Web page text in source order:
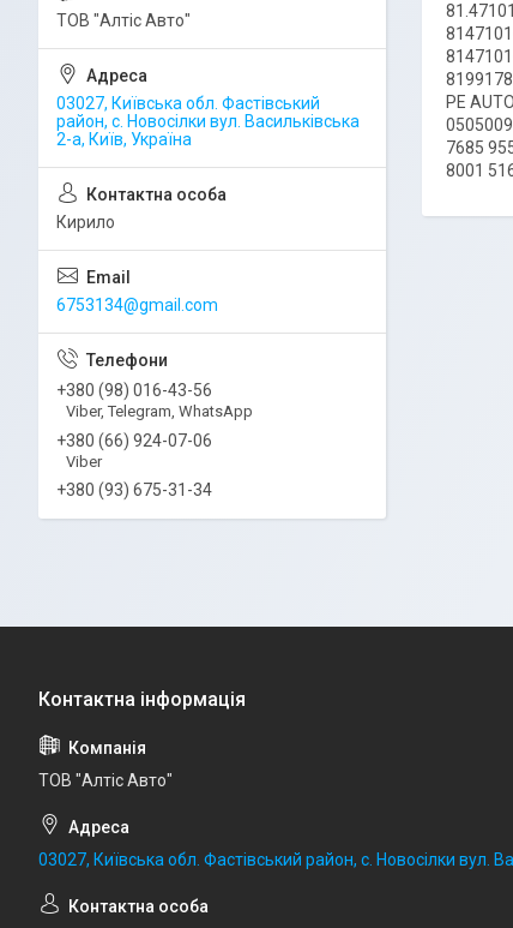
PE
7685
8001
ТОВ "Алтіс Авто"
03027, Київська обл. Фастівський
район, с. Новосілки вул. Васильківська
2-а, Київ, Україна
Кирило
6753134@gmail.com
+380 (98) 016-43-56
Viber, Telegram, WhatsApp
+380 (66) 924-07-06
Viber
+380 (93) 675-31-34
ТОВ "Алтіс Авто"
03027, Київська обл. Фастівський район, с. Новосілки вул.